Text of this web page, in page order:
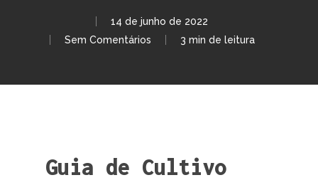
14 de junho de 2022
Sem Comentários
3 min de leitura
Guia de Cultivo